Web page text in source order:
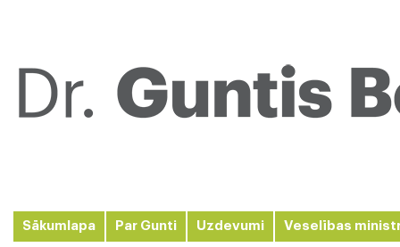
Sākumlapa Par Gunti Uzdevumi Veselības